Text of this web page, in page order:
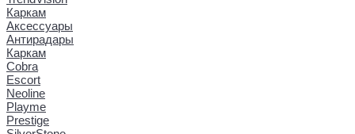
Каркам
Аксессуары
Антирадары
Каркам
Cobra
Escort
Neoline
Playme
Prestige